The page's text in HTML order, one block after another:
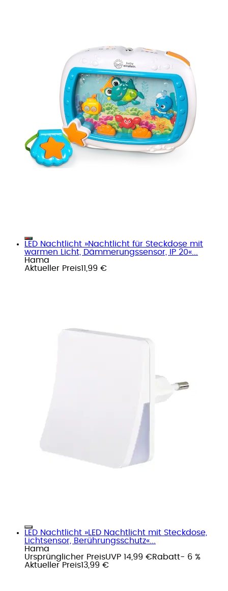
LED Nachtlicht »Nachtlicht für Steckdose mit
warmen Licht, Dämmerungssensor, IP 20«...
Hama
Aktueller Preis11,99 €
LED Nachtlicht »LED Nachtlicht mit Steckdose,
Lichtsensor, Berührungsschutz«...
Hama
Ursprünglicher PreisUVP 14,99 €Rabatt- 6 %
Aktueller Preis13,99 €